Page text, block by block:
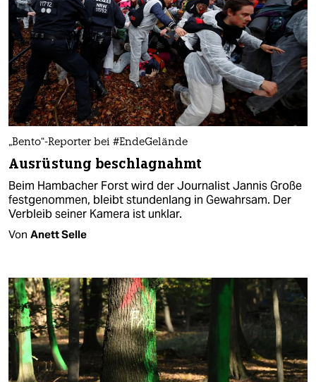
„Bento“-Reporter bei #EndeGelände
Ausrüstung beschlagnahmt
Beim Hambacher Forst wird der Journalist Jannis Große
festgenommen, bleibt stundenlang in Gewahrsam. Der
Verbleib seiner Kamera ist unklar.
Von Anett Selle